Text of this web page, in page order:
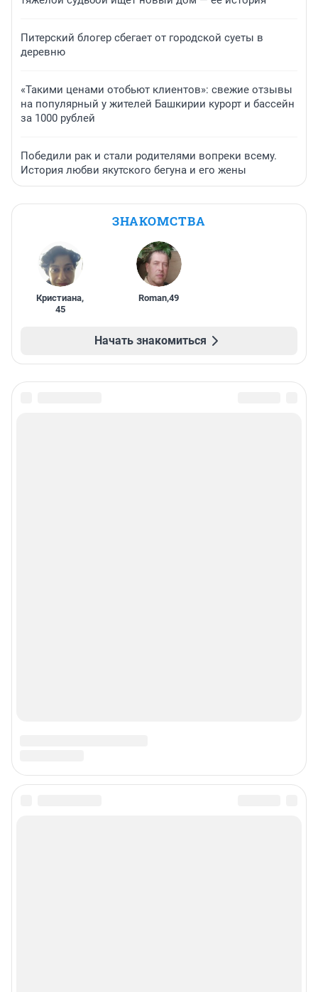
Питерский блогер сбегает от городской суеты в
деревню
«Такими ценами отобьют клиентов»: свежие отзывы
на популярный у жителей Башкирии курорт и бассейн
за 1000 рублей
Победили рак и стали родителями вопреки всему.
История любви якутского бегуна и его жены
ЗНАКОМСТВА
Кристиана,
45
Roman,49
Начать знакомиться